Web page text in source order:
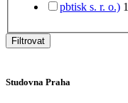
pbtisk s. r. o.) 1
Filtrovat
Studovna Praha